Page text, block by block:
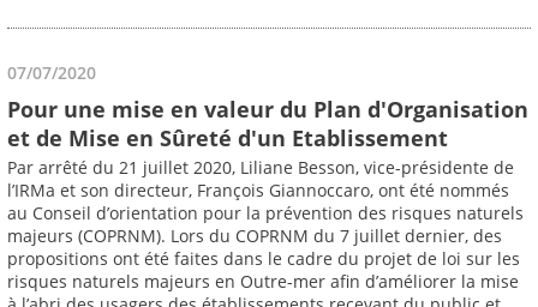
07/07/2020
Pour une mise en valeur du Plan d'Organisation
et de Mise en Sûreté d'un Etablissement
Par arrêté du 21 juillet 2020, Liliane Besson, vice-présidente de
l’IRMa et son directeur, François Giannoccaro, ont été nommés
au Conseil d’orientation pour la prévention des risques naturels
majeurs (COPRNM). Lors du COPRNM du 7 juillet dernier, des
propositions ont été faites dans le cadre du projet de loi sur les
risques naturels majeurs en Outre-mer afin d’améliorer la mise